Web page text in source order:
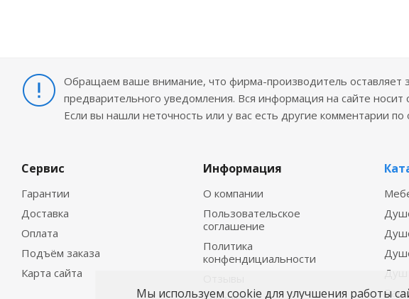
Обращаем ваше внимание, что фирма-производитель оставляет
предварительного уведомления. Вся информация на сайте
Если вы нашли неточность или у вас есть другие комментарии
Сервис
Гарантии
Доставка
Оплата
Подъём заказа
Карта сайта
Информация
О компании
Пользовательское
соглашение
Политика
конфендициальности
Душ
Мы используем cookie для улучшения работы